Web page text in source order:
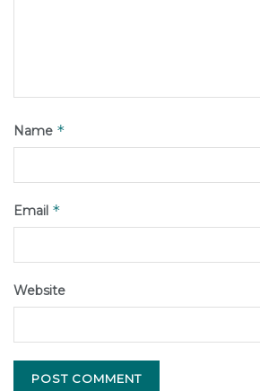
Name *
Email *
Website